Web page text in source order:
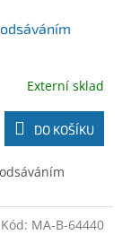
Externí sklad
DO KOŠÍKU
Kód: MA-B-64440